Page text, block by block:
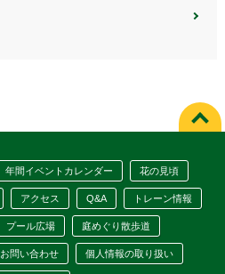
年間イベントカレンダー 花の見頃
アクセス Q&A トレーン情報
プール広場 庭めぐり散歩道
お問い合わせ 個人情報の取り扱い